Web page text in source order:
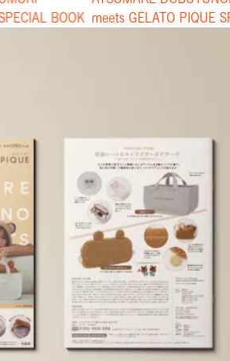
BOOK meets GELATO PIQUE
SPECIAL BOOK